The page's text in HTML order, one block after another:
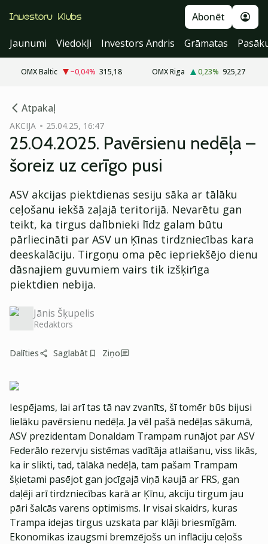
Abonēt
Jaunumi
Viedokļi Investors Andris Grāmatas
OMX Baltic −0,04% 315,18 OMX Riga 0,23% 925,27
Atpakaļ
AKCIJA 25.04.25, 16:47
25.04.2025. Pavērsienu nedēļa –
šoreiz uz cerīgo pusi
ASV akcijas piektdienas sesiju sāka ar tālāku
ceļošanu iekšā zaļajā teritorijā. Nevarētu gan
teikt, ka tirgus dalībnieki līdz galam būtu
pārliecināti par ASV un Ķīnas tirdzniecības kara
deeskalāciju. Tirgoņu oma pēc iepriekšējo dienu
dāsnajiem guvumiem vairs tik izšķirīga
piektdien nebija.
Jānis Šķupelis
Redaktors
Dalīties Saglabāt Ziņo
Iespējams, lai arī tas tā nav zvanīts, šī tomēr būs bijusi
lielāku pavērsienu nedēļa. Ja vēl pašā nedēļas sākumā,
ASV prezidentam Donaldam Trampam runājot par ASV
Federālo rezervju sistēmas vadītāja atlaišanu, viss likās,
ka ir slikti, tad, tālākā nedēļā, tam pašam Trampam
šķietami pasējot gan jocīgajā viņā kaujā ar FRS, gan
daļēji arī tirdzniecības karā ar Ķīnu, akciju tirgum jau
pāri šalcās varens optimisms. Ir visai skaidrs, kuras
Trampa idejas tirgus uzskata par klāji briesmīgām.
Ekonomikas izaugsmi bremzējošs un inflāciju ceļošs